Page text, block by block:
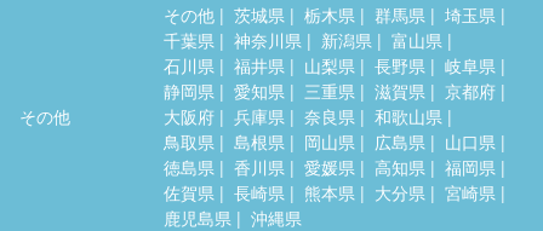
その他
その他 茨城県 栃木県 群馬県
埼玉県
千葉県
神奈川県 新潟県
富山県
石川県
福井県 山梨県 長野県
岐阜県
静岡県
愛知県 三重県 滋賀県
京都府
大阪府
兵庫県 奈良県
和歌山県
鳥取県
島根県 岡山県 広島県
山口県
徳島県
香川県 愛媛県 高知県
福岡県
佐賀県
長崎県 熊本県 大分県
宮崎県
鹿児島県
沖縄県